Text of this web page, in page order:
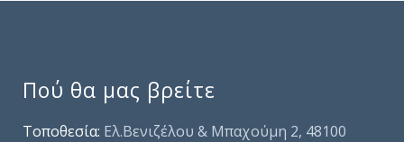
Πού θα μας βρείτε
Τοποθεσία: Ελ.Βενιζέλου & Μπαχούμη 2, 48100